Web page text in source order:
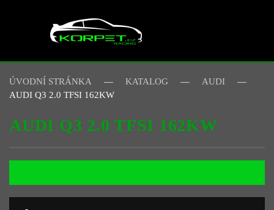
Skip to main content
ÚVODNÍ STRÁNKA KATALOG
AUDI
AUDI Q3 2.0 TFSI 162KW
AUDI Q3 2.0 TFSI 162KW